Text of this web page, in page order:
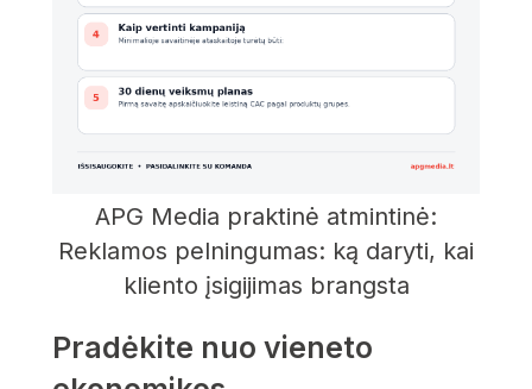
APG Media praktinė atmintinė:
Reklamos pelningumas: ką daryti, kai
kliento įsigijimas brangsta
Pradėkite nuo vieneto